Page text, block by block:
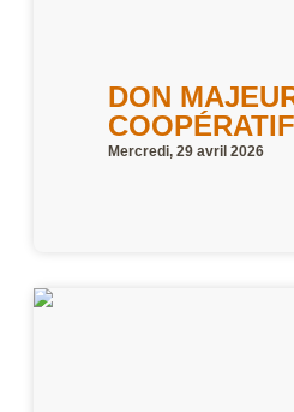
DON
Mercredi, 29 avril 2026